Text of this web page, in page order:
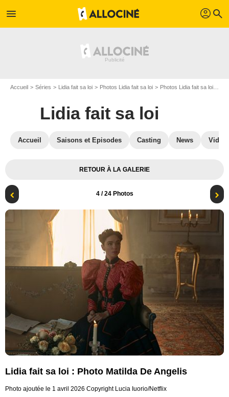
menu profil search
Accueil Séries Lidia fait sa loi Photos Lidia fait sa loi Photos Lidia fait sa loi S03
Lidia fait sa loi
Accueil Saisons et Episodes Casting News
RETOUR À LA GALERIE
4/ 24 Photos
Lidia fait sa loi : Photo Matilda De Angelis
Photo ajoutée le 1 avril 2026 Copyright Lucia Iuorio/Netflix